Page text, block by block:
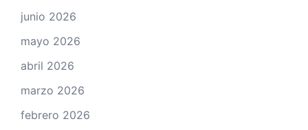
junio 2026
mayo 2026
abril 2026
marzo 2026
febrero 2026